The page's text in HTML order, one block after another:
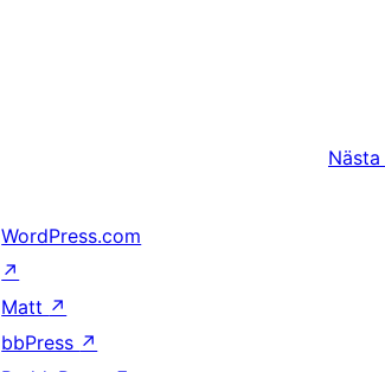
Nästa
WordPress.com
↗
Matt ↗
bbPress ↗